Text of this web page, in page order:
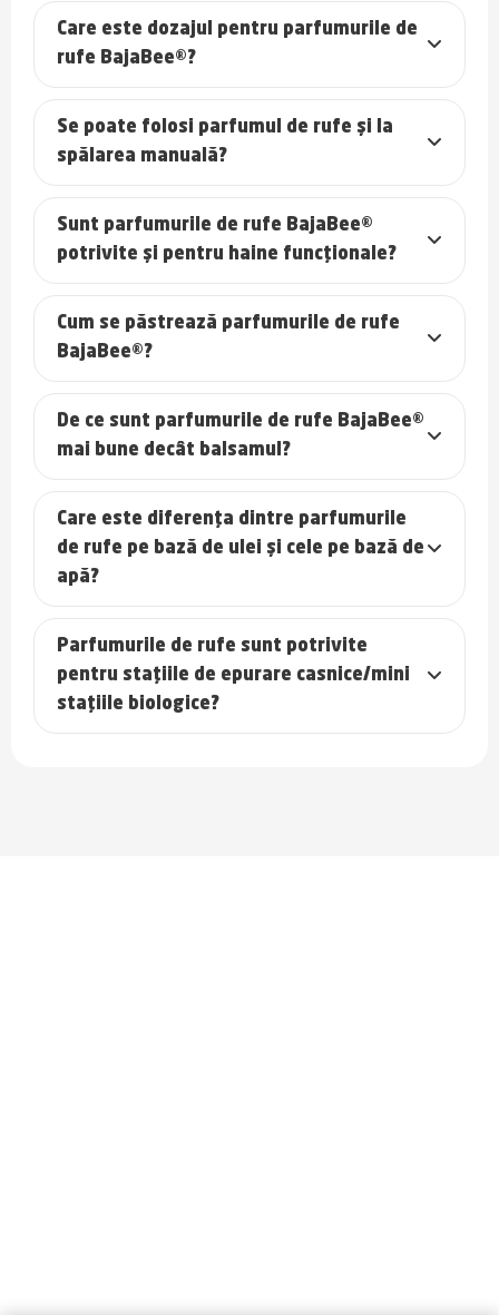
Care este dozajul pentru parfumurile de
rufe BajaBee®?
Se poate folosi parfumul de rufe și la
spălarea manuală?
Sunt parfumurile de rufe BajaBee®
potrivite și pentru haine funcționale?
Cum se păstrează parfumurile de rufe
BajaBee®?
De ce sunt parfumurile de rufe BajaBee®
mai bune decât balsamul?
Care este diferența dintre parfumurile
de rufe pe bază de ulei și cele pe bază de
apă?
Parfumurile de rufe sunt potrivite
pentru stațiile de epurare casnice/mini
stațiile biologice?